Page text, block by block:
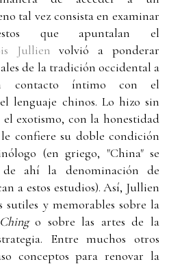
tal vez consista en examinar
que apuntalan el
Jullien volvió a ponderar
de la tradición occidental a
contacto íntimo con el
lenguaje chinos. Lo hizo sin
el exotismo, con la honestidad
confiere su doble condición
(en griego, "China" se
ahí la denominación de
a estos estudios). Así, Jullien
sutiles y memorables sobre la
o sobre las artes de la
Entre muchos otros
conceptos para renovar la